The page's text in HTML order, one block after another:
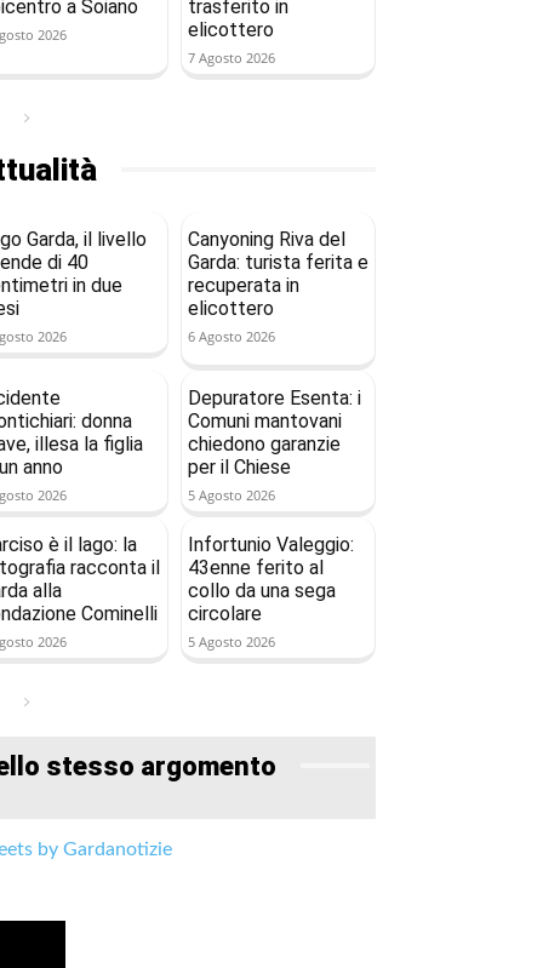
a Soiano
2026
trasferito in
elicottero
7 Agosto 2026
Garda, il livello
di 40
in due
2026
Canyoning Riva del
Garda: turista ferita e
recuperata in
elicottero
6 Agosto 2026
donna
illesa la figlia
anno
2026
Depuratore Esenta: i
Comuni mantovani
chiedono garanzie
per il Chiese
5 Agosto 2026
è il lago: la
racconta il
alla
Cominelli
2026
Infortunio Valeggio:
43enne ferito al
collo da una sega
circolare
5 Agosto 2026
stesso argomento
by Gardanotizie